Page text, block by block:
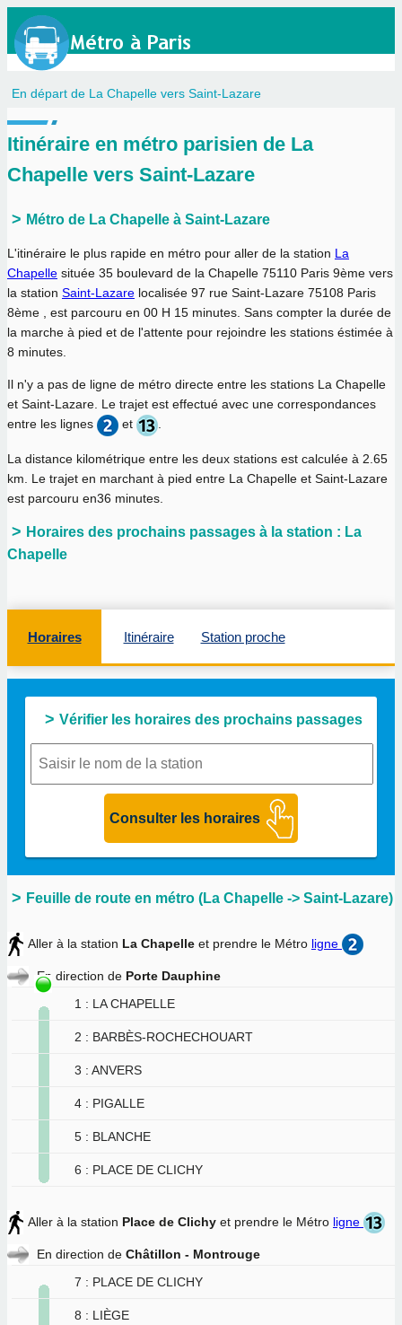
En départ de La Chapelle vers Saint-Lazare
Itinéraire en métro parisien de La
Chapelle vers Saint-Lazare
Métro de La Chapelle à Saint-Lazare
L'itinéraire le plus rapide en métro pour aller de la station La
Chapelle située 35 boulevard de la Chapelle 75110 Paris 9ème vers
la station Saint-Lazare localisée 97 rue Saint-Lazare 75108 Paris
8ème , est parcouru en 00 H 15 minutes. Sans compter la durée de
la marche à pied et de l'attente pour rejoindre les stations éstimée à
8 minutes.
Il n'y a pas de ligne de métro directe entre les stations La Chapelle
et Saint-Lazare. Le trajet est effectué avec une correspondances
entre les lignes
et .
La distance kilométrique entre les deux stations est calculée à 2.65
km . Le trajet en marchant à pied entre La Chapelle et Saint-Lazare
est parcouru en36 minutes
Horaires des prochains passages à la station : La
Chapelle
Horaires Itinéraire Station proche
Vérifier les horaires des prochains passages
Feuille de route en métro (La Chapelle -> Saint-Lazare)
Aller à la station La Chapelle et prendre le Métro ligne
En direction de Porte Dauphine
1 : LA CHAPELLE
2 : BARBÈS-ROCHECHOUART
3 : ANVERS
4 : PIGALLE
5 : BLANCHE
6 : PLACE DE CLICHY
Aller à la station Place de Clichy et prendre le Métro ligne
En direction de Châtillon - Montrouge
7 : PLACE DE CLICHY
8 : LIÈGE